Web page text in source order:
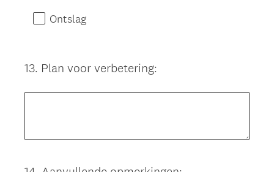
Ontslag
Question
13. Plan voor verbetering: